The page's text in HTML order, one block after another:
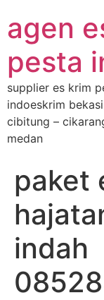
agen
pesta
supplier es krim
indoeskrim
cibitung –
medan
paket
indah